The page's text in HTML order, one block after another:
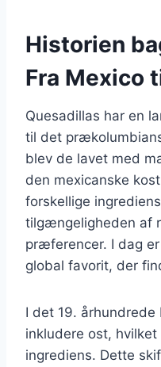
Historien
Fra Mexico
Quesadillas har en
til det
blev de lavet med
den mexicanske
forskellige
tilgængeligheden af
præferencer. I dag
global favorit, der
I det 19.
inkludere ost,
ingrediens. Dette